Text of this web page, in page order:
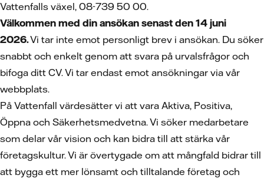
Vattenfalls växel, 08-739 50 00.
Välkommen med din ansökan senast den 14 juni
2026.Vi tar inte emot personligt brev i ansökan. Du söker
snabbt och enkelt genom att svara på urvalsfrågor och
bifoga ditt CV. Vi tar endast emot ansökningar via vår
webbplats.
På Vattenfall värdesätter vi att vara Aktiva, Positiva,
Öppna och Säkerhetsmedvetna. Vi söker medarbetare
som delar vår vision och kan bidra till att stärka vår
företagskultur. Vi är övertygade om att mångfald bidrar till
att bygga ett mer lönsamt och tilltalande företag och